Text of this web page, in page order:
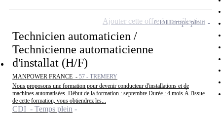
Technicien automaticien /
Technicienne automaticienne
d'installat (H/F)
MANPOWER FRANCE - 57 - TREMERY
Nous proposons une formation pour devenir conducteur d'installations et de
machines automatisées. Début de la formation : septembre Durée : 4 mois À l'issue
de cette formation, vous obtiendrez les...
CDI - Temps plein
CDITemps plein
Ajouter cette offre à ma sélection